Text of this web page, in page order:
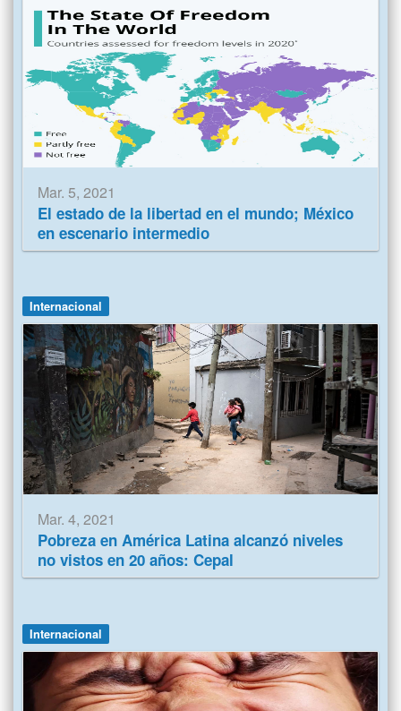
Mar. 5, 2021
El estado de la libertad en el mundo; México
en escenario intermedio
Internacional
Mar. 4, 2021
Pobreza en América Latina alcanzó niveles
no vistos en 20 años: Cepal
Internacional